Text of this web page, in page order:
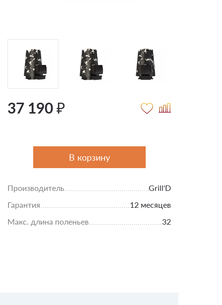
37 190 ₽
В корзину
Производитель
Grill'D
Гарантия
12 месяцев
Макс. длина поленьев
32